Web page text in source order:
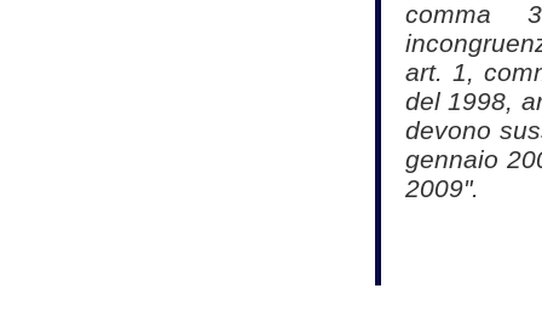
comma
art. 1,
del 1998,
devono
gennaio
2009".